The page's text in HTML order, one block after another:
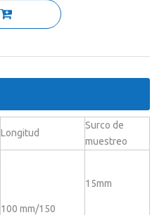
Longitud
Surco de
muestreo
100 mm/150
15mm